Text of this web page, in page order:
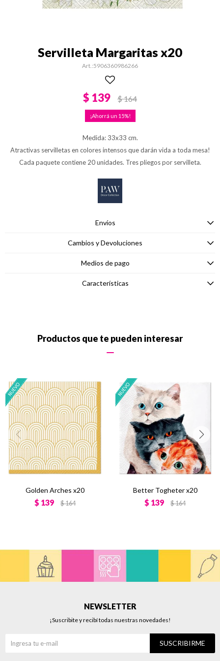
Servilleta Margaritas x20
5906360986266
$ 139 $164
15
Medida: 33x33 cm.
Atractivas servilletas en colores intensos que darán vida a toda mesa!
Cada paquete contiene 20 unidades. Tres pliegos por servilleta.
Envíos
Cambios y Devoluciones
Medios de pago
Características
Productos que te pueden interesar
Golden Arches x20
$ 139 $164
Better Togheter x20
$ 139 $164
NEWSLETTER
¡Suscribite y recibí todas nuestras novedades!
SUSCRIBIRME